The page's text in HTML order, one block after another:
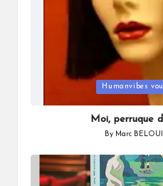
Humanvibes
Moi, perruque
Posted
By Marc